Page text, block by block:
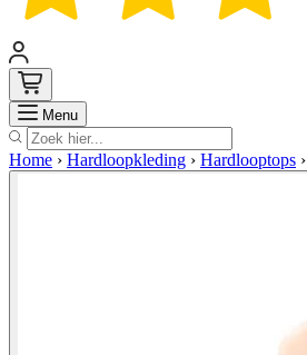
Menu Zoek
Home › Hardloopkleding › Hardlooptops ›